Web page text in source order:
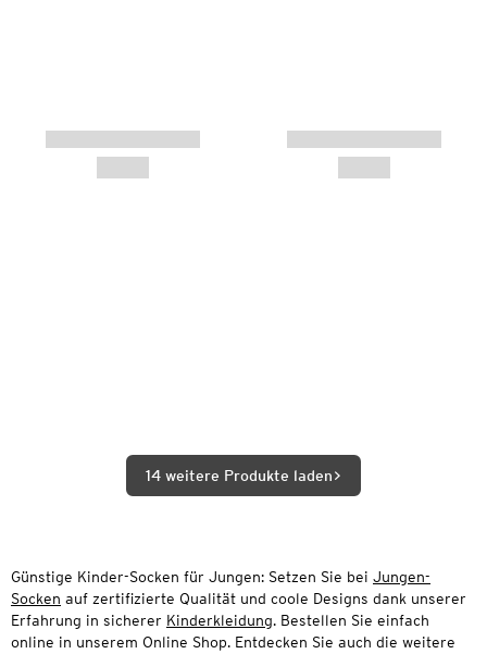
14 weitere Produkte laden
Günstige Kinder-Socken für Jungen: Setzen Sie bei Jungen-
Socken auf zertifizierte Qualität und coole Designs dank unserer
Erfahrung in sicherer Kinderkleidung. Bestellen Sie einfach
online in unserem Online Shop. Entdecken Sie auch die weitere